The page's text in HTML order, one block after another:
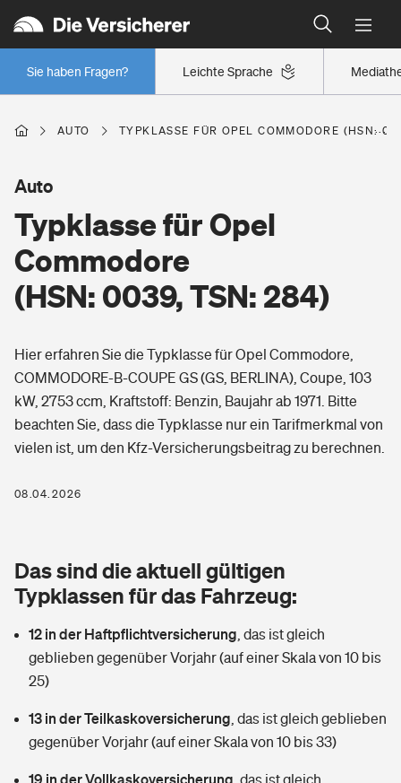
Leichte Sprache
Sie haben Fragen?
Wer versichert was: Jetzt Versicherer finden
Regionalklassen: So ist Ihre Region eingestuft
Wer versichert was: Jetzt Versicherer finden
Berufsunfähigkeitsversicherung
Arbeitsrechtsschutz
Berufshaftpflichtversicherung
Rentenrechner: Wie viel Geld bekomme ich im Alter?
Wer versichert was: Jetzt Versicherer finden
Sie haben Fragen?
Wohnen
Wohngebäudeversicherung
Hausratversicherung
Elementarversicherung
Photovoltaik
Wärmepumpen versichern
Vermieterrrechtsschutz
Mietkautionsversicherung
Restkreditversicherung
Zur Übersicht
Pri­vate Haft­pflicht­
Rechts­schutz­ver­si­che­rung
Kinderunfall­ver­si­che­rung
Reiseversicherung
Gesundheit
Private Krankenversicherung
Tierkrankenversicherung
Zur Übersicht
AUTO TYPKLASSE FÜR OPEL COMMODORE (HSN:
Typklasse für Opel
Commodore
(HSN: 0039, TSN: 284)
Auto
Hier erfahren Sie die Typklasse für Opel Commodore,
COMMODORE-B-COUPE GS (GS, BERLINA), Coupe, 103
kW, 2753 ccm, Kraftstoff: Benzin, Baujahr ab 1971. Bitte
beachten Sie, dass die Typklasse nur ein Tarifmerkmal von
vielen ist, um den Kfz-Versicherungsbeitrag zu berechnen.
08.04.2026
Das sind die aktuell gültigen
Typklassen für das Fahrzeug:
12 in der Haftpflichtversicherung das ist gleich
geblieben gegenüber Vorjahr (auf einer Skala von 10 bis
25)
13 in der Teilkaskoversicherung das ist gleich geblieben
gegenüber Vorjahr (auf einer Skala von 10 bis 33)
19 in der Vollkaskoversicherung das ist gleich